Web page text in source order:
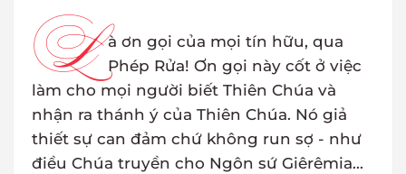
L à ơn gọi của mọi tín hữu, qua
Phép Rửa! Ơn gọi này cốt ở việc
làm cho mọi người biết Thiên Chúa và
nhận ra thánh ý của Thiên Chúa. Nó giả
thiết sự can đảm chứ không run sợ - như
điều Chúa truyền cho Ngôn sứ Giêrêmia...